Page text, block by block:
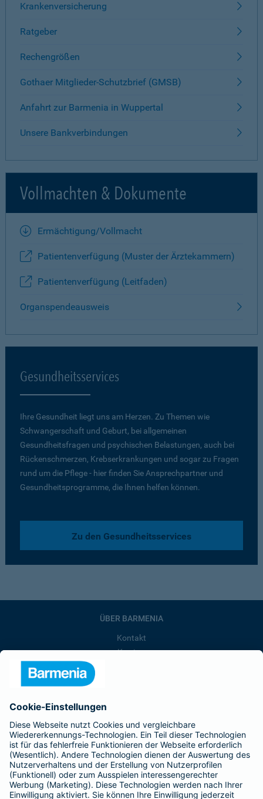
Krankenversicherung
Ratgeber
Rechengrößen
Gothaer Mitglieder-Schutzbrief (GMSB)
Anfahrt zur Barmenia in Wuppertal
Unsere Bankverbindungen
Vollmachten & Dokumente
Ermächtigung/Vollmacht
Patientenverfügung (Muster der Ärztekammern)
Patientenverfügung (Leitfaden)
Organspendeausweis
Gesundheitsservices
Ihre Gesundheit liegt uns am Herzen. Zu Themen wie
Schwangerschaft und Geburt, bei allgemeinen
Gesundheitsfragen und psychischen Belastungen, auch bei
Rückenschmerzen, Krebserkrankungen und sogar zu Fragen
rund um die Pflege - hier finden Sie Ansprechpartner und
Gesundheitsprogramme, die Ihnen helfen können.
Zu den Gesundheitsservices
ÜBER BARMENIA
Kontakt
Karriere
Affiliate-Partner werden
Barmenia ist Teil der BarmeniaGothaer
BELIEBTE SEITEN
Kranken-Zusatzversicherung
Tierversicherungen
Haftpflichtversicherung